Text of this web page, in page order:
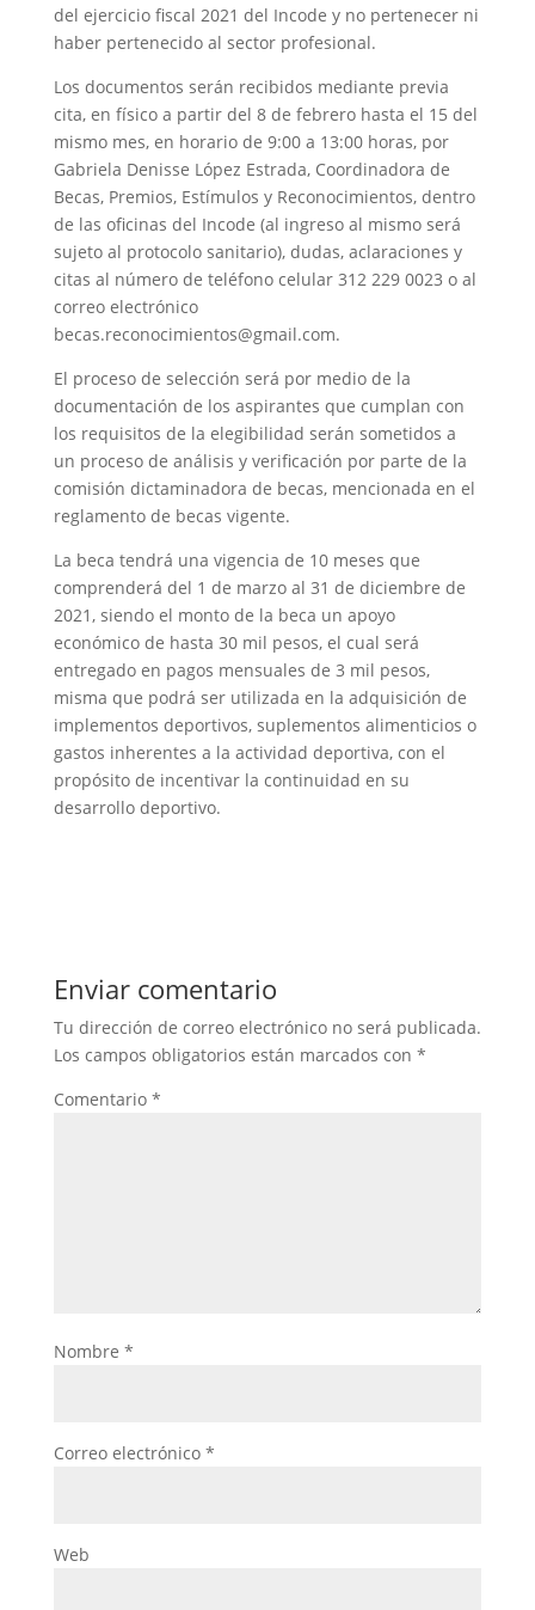
del ejercicio fiscal 2021 del Incode y no pertenecer ni
haber pertenecido al sector profesional.
Los documentos serán recibidos mediante previa
cita, en físico a partir del 8 de febrero hasta el 15 del
mismo mes, en horario de 9:00 a 13:00 horas, por
Gabriela Denisse López Estrada, Coordinadora de
Becas, Premios, Estímulos y Reconocimientos, dentro
de las oficinas del Incode (al ingreso al mismo será
sujeto al protocolo sanitario), dudas, aclaraciones y
citas al número de teléfono celular 312 229 0023 o al
correo electrónico
becas.reconocimientos@gmail.com.
El proceso de selección será por medio de la
documentación de los aspirantes que cumplan con
los requisitos de la elegibilidad serán sometidos a
un proceso de análisis y verificación por parte de la
comisión dictaminadora de becas, mencionada en el
reglamento de becas vigente.
La beca tendrá una vigencia de 10 meses que
comprenderá del 1 de marzo al 31 de diciembre de
2021, siendo el monto de la beca un apoyo
económico de hasta 30 mil pesos, el cual será
entregado en pagos mensuales de 3 mil pesos,
misma que podrá ser utilizada en la adquisición de
implementos deportivos, suplementos alimenticios o
gastos inherentes a la actividad deportiva, con el
propósito de incentivar la continuidad en su
desarrollo deportivo.
Enviar comentario
Tu dirección de correo electrónico no será publicada.
Los campos obligatorios están marcados con *
Comentario *
Nombre *
Correo electrónico *
Web